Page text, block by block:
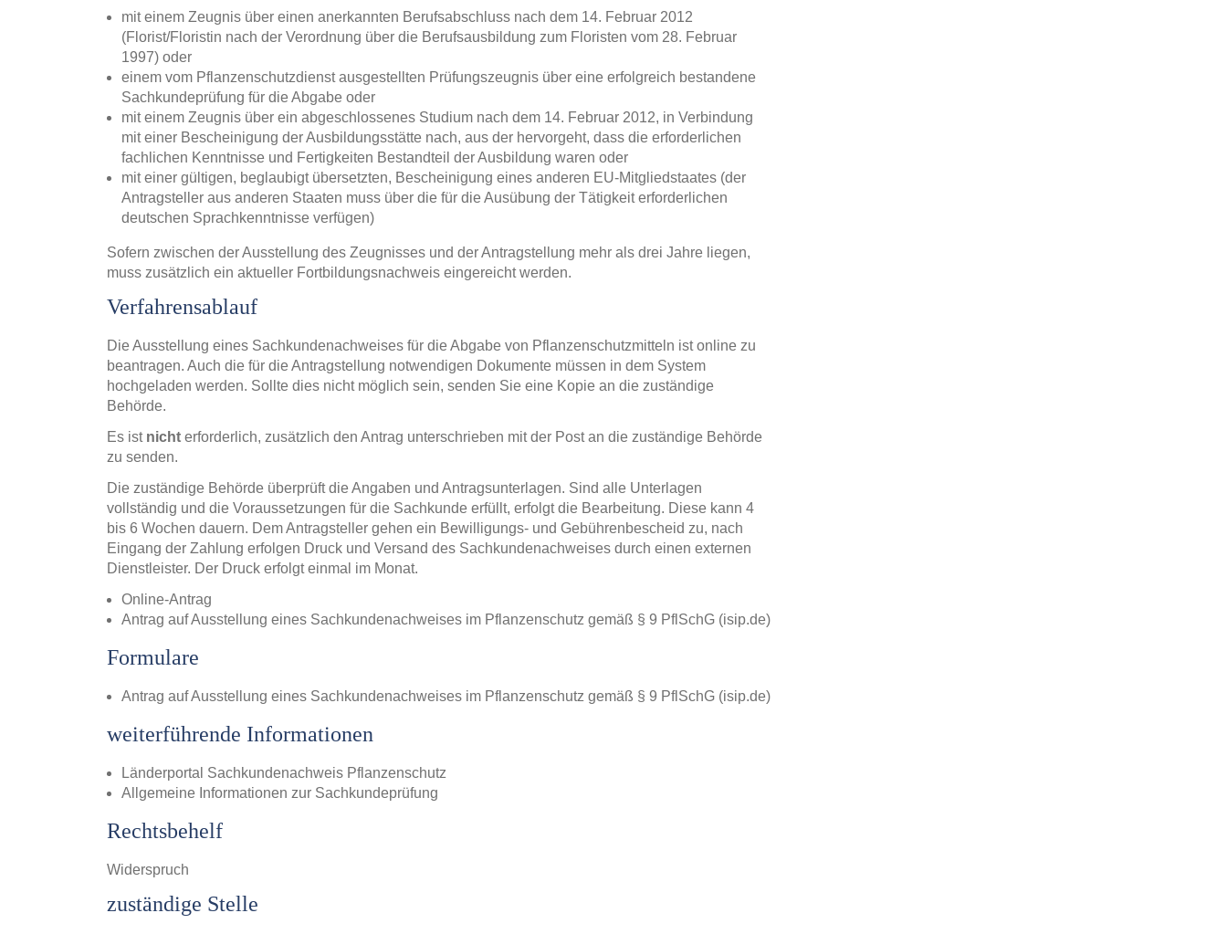
mit einem Zeugnis über einen anerkannten Berufsabschluss nach dem 14. Februar 2012
(Florist/Floristin nach der Verordnung über die Berufsausbildung zum Floristen vom 28. Februar
1997) oder
einem vom Pflanzenschutzdienst ausgestellten Prüfungszeugnis über eine erfolgreich bestandene
Sachkundeprüfung für die Abgabe oder
mit einem Zeugnis über ein abgeschlossenes Studium nach dem 14. Februar 2012, in Verbindung
mit einer Bescheinigung der Ausbildungsstätte nach, aus der hervorgeht, dass die erforderlichen
fachlichen Kenntnisse und Fertigkeiten Bestandteil der Ausbildung waren oder
mit einer gültigen, beglaubigt übersetzten, Bescheinigung eines anderen EU-Mitgliedstaates (der
Antragsteller aus anderen Staaten muss über die für die Ausübung der Tätigkeit erforderlichen
deutschen Sprachkenntnisse verfügen)
Sofern zwischen der Ausstellung des Zeugnisses und der Antragstellung mehr als drei Jahre liegen,
muss zusätzlich ein aktueller Fortbildungsnachweis eingereicht werden.
Verfahrensablauf
Die Ausstellung eines Sachkundenachweises für die Abgabe von Pflanzenschutzmitteln ist online zu
beantragen. Auch die für die Antragstellung notwendigen Dokumente müssen in dem System
hochgeladen werden. Sollte dies nicht möglich sein, senden Sie eine Kopie an die zuständige
Behörde.
Es ist nicht erforderlich, zusätzlich den Antrag unterschrieben mit der Post an die zuständige Behörde
zu senden.
Die zuständige Behörde überprüft die Angaben und Antragsunterlagen. Sind alle Unterlagen
vollständig und die Voraussetzungen für die Sachkunde erfüllt, erfolgt die Bearbeitung. Diese kann 4
bis 6 Wochen dauern. Dem Antragsteller gehen ein Bewilligungs- und Gebührenbescheid zu, nach
Eingang der Zahlung erfolgen Druck und Versand des Sachkundenachweises durch einen externen
Dienstleister. Der Druck erfolgt einmal im Monat.
Online-Antrag
Antrag auf Ausstellung eines Sachkundenachweises im Pflanzenschutz gemäß § 9 PflSchG (isip.de)
Formulare
Antrag auf Ausstellung eines Sachkundenachweises im Pflanzenschutz gemäß § 9 PflSchG (isip.de)
weiterführende Informationen
Länderportal Sachkundenachweis Pflanzenschutz
Allgemeine Informationen zur Sachkundeprüfung
Rechtsbehelf
Widerspruch
zuständige Stelle